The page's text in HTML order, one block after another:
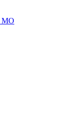
МО